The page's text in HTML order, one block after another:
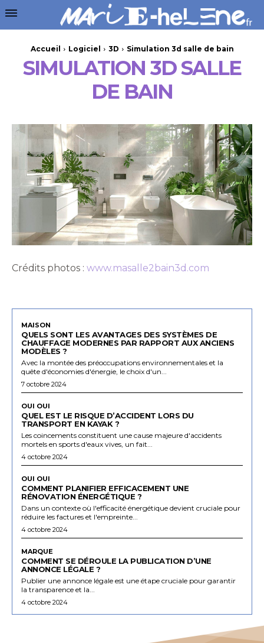
Accueil Logiciel 3D Simulation 3d salle de bain
SIMULATION 3D SALLE
DE BAIN
Crédits photos : www.masalle2bain3d.com
MAISON
QUELS SONT LES AVANTAGES DES SYSTÈMES DE
CHAUFFAGE MODERNES PAR RAPPORT AUX ANCIENS
MODÈLES ?
Avec la montée des préoccupations environnementales et la
quête d'économies d'énergie, le choix d'un...
7 octobre 2024
OUI OUI
QUEL EST LE RISQUE D’ACCIDENT LORS DU
TRANSPORT EN KAYAK ?
Les coincements constituent une cause majeure d'accidents
mortels en sports d'eaux vives, un fait...
4 octobre 2024
OUI OUI
COMMENT PLANIFIER EFFICACEMENT UNE
RÉNOVATION ÉNERGÉTIQUE ?
Dans un contexte où l'efficacité énergétique devient cruciale pour
réduire les factures et l'empreinte...
4 octobre 2024
MARQUE
COMMENT SE DÉROULE LA PUBLICATION D’UNE
ANNONCE LÉGALE ?
Publier une annonce légale est une étape cruciale pour garantir
la transparence et la...
4 octobre 2024